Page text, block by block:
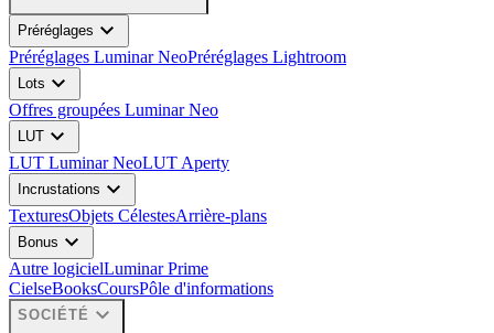
Préréglages expand_more
Préréglages Luminar NeoPréréglages Lightroom
Lots expand_more
Offres groupées Luminar Neo
LUT expand_more
LUT Luminar NeoLUT Aperty
Incrustations expand_more
TexturesObjets CélestesArrière-plans
Bonus expand_more
Autre logicielLuminar Prime
CielseBooksCoursPôle d'informations
SOCIÉTÉ expand_more